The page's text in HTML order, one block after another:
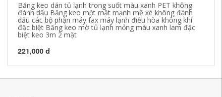
Băng keo dán tủ lạnh trong suốt màu xanh PET không
đánh dấu Băng keo một mặt mạnh mẽ xé không đánh
dấu các bộ phận máy fax máy lạnh điều hòa không khí
đặc biệt Băng keo mờ tủ lạnh mỏng màu xanh lam đặc
biệt keo 3m 2 mặt
221,000 đ